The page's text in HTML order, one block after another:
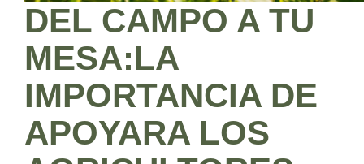
DEL CAMPO A TU
MESA:LA
IMPORTANCIA DE
APOYARA LOS